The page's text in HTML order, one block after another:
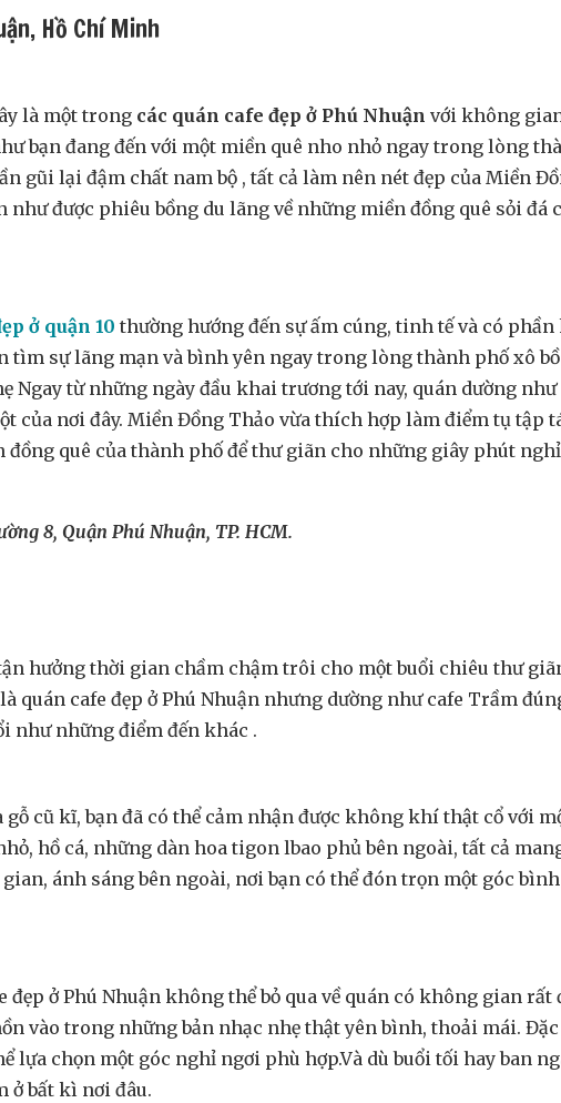
Hồ Chí Minh
là một trong các quán cafe đẹp ở Phú Nhuận với không
bạn đang đến với một miền quê nho nhỏ ngay trong lòng
gũi lại đậm chất nam bộ , tất cả làm nên nét đẹp của Miền
như được phiêu bồng du lãng về những miền đồng quê sỏi
ở quận 10 thường hướng đến sự ấm cúng, tinh tế và có
tìm sự lãng mạn và bình yên ngay trong lòng thành phố xô
Ngay từ những ngày đầu khai trương tới nay, quán dường
của nơi đây. Miền Đồng Thảo vừa thích hợp làm điểm tụ tập
quê của thành phố để thư giãn cho những giây phút
8, Quận Phú Nhuận, TP. HCM.
hưởng thời gian chầm chậm trôi cho một buổi chiêu thư
quán cafe đẹp ở Phú Nhuận nhưng dường như cafe Trầm
như những điểm đến khác .
gỗ cũ kĩ, bạn đã có thể cảm nhận được không khí thật cổ với
hồ cá, những dàn hoa tigon lbao phủ bên ngoài, tất cả
ánh sáng bên ngoài, nơi bạn có thể đón trọn một góc
ở Phú Nhuận không thể bỏ qua về quán có không gian
vào trong những bản nhạc nhẹ thật yên bình, thoải mái.
lựa chọn một góc nghỉ ngơi phù hợp.Và dù buổi tối hay ban
ở bất kì nơi đâu.